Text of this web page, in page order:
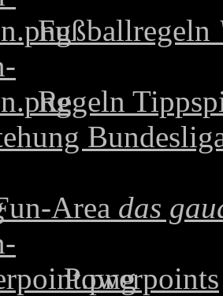
Fußballregeln
Regeln
Area das
Powerpoints